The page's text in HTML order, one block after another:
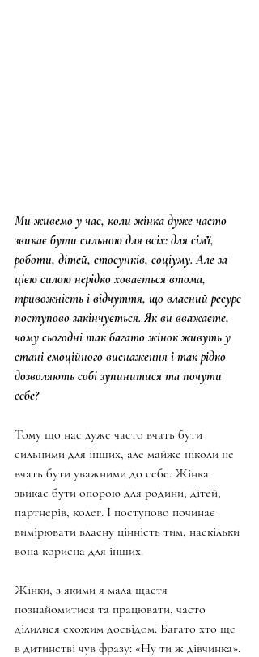
Ми живемо у час, коли жінка дуже часто
звикає бути сильною для всіх: для сім’ї,
роботи, дітей, стосунків, соціуму. Але за
цією силою нерідко ховається втома,
тривожність і відчуття, що власний ресурс
поступово закінчується. Як ви вважаєте,
чому сьогодні так багато жінок живуть у
стані емоційного виснаження і так рідко
дозволяють собі зупинитися та почути
себе?
Тому що нас дуже часто вчать бути
сильними для інших, але майже ніколи не
вчать бути уважними до себе. Жінка
звикає бути опорою для родини, дітей,
партнерів, колег. І поступово починає
вимірювати власну цінність тим, наскільки
вона корисна для інших.
Жінки, з якими я мала щастя
познайомитися та працювати, часто
ділилися схожим досвідом. Багато хто ще
в дитинстві чув фразу: «Ну ти ж дівчинка».